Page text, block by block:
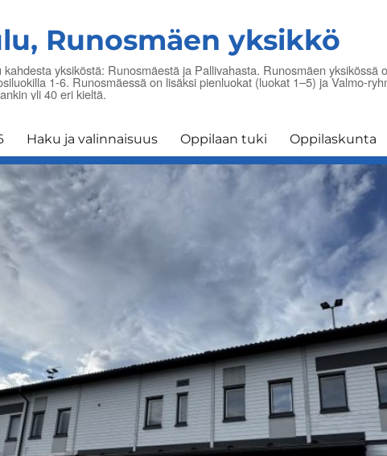
Runosmäen yksikkö
yksiköstä: Runosmäestä ja Pallivahasta. Runosmäen
1-6. Runosmäessä on lisäksi pienluokat (luokat 1–5) ja Valmo-
yli 40 eri kieltä.
Haku ja valinnaisuus Oppilaan tuki Oppilaskunta